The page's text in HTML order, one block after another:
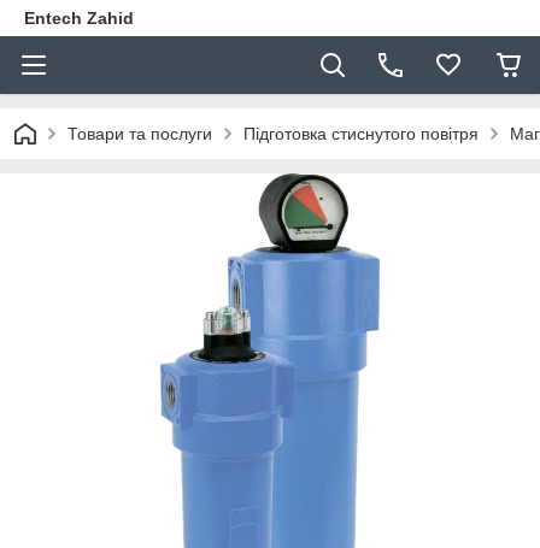
Entech Zahid
Товари та послуги Підготовка стиснутого повітря